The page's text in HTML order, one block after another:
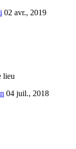
02 avr., 2019
lieu
04 juil., 2018